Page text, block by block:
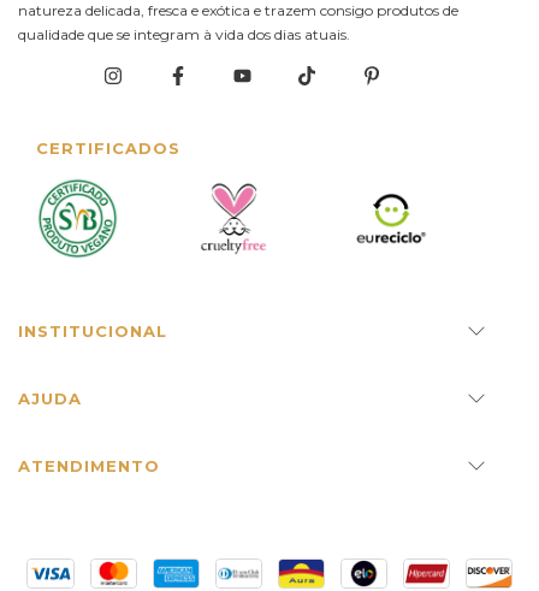
natureza delicada, fresca e exótica e trazem consigo produtos de
qualidade que se integram à vida dos dias atuais.
CERTIFICADOS
INSTITUCIONAL
AJUDA
ATENDIMENTO